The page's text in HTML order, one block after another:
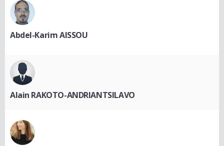
Abdel-Karim AISSOU
Alain RAKOTO-ANDRIANTSILAVO